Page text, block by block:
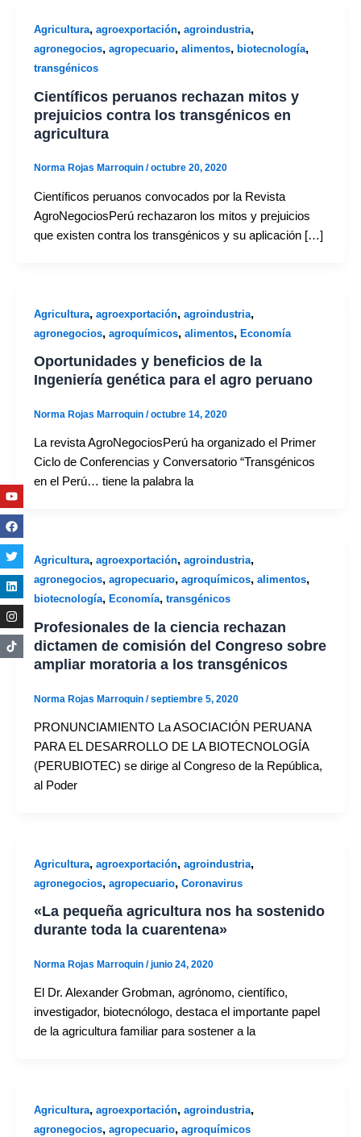
Agricultura, agroexportación, agroindustria,
agronegocios, agropecuario, alimentos, biotecnología,
transgénicos
Científicos peruanos rechazan mitos y
prejuicios contra los transgénicos en
agricultura
Norma Rojas Marroquin /octubre 20, 2020
Científicos peruanos convocados por la Revista
AgroNegociosPerú rechazaron los mitos y prejuicios
que existen contra los transgénicos y su aplicación […]
Agricultura, agroexportación, agroindustria,
agronegocios, agroquímicos, alimentos, Economía
Oportunidades y beneficios de la
Ingeniería genética para el agro peruano
Norma Rojas Marroquin /octubre 14, 2020
La revista AgroNegociosPerú ha organizado el Primer
Ciclo de Conferencias y Conversatorio “Transgénicos
en el Perú… tiene la palabra la
Agricultura, agroexportación, agroindustria,
agronegocios, agropecuario, agroquímicos, alimentos,
biotecnología, Economía, transgénicos
Profesionales de la ciencia rechazan
dictamen de comisión del Congreso sobre
ampliar moratoria a los transgénicos
Norma Rojas Marroquin /septiembre 5, 2020
PRONUNCIAMIENTO La ASOCIACIÓN PERUANA
PARA EL DESARROLLO DE LA BIOTECNOLOGÍA
(PERUBIOTEC) se dirige al Congreso de la República,
al Poder
Agricultura, agroexportación, agroindustria,
agronegocios, agropecuario, Coronavirus
«La pequeña agricultura nos ha sostenido
durante toda la cuarentena»
Norma Rojas Marroquin /junio 24, 2020
El Dr. Alexander Grobman, agrónomo, científico,
investigador, biotecnólogo, destaca el importante papel
de la agricultura familiar para sostener a la
Agricultura, agroexportación, agroindustria,
agronegocios, agropecuario, agroquímicos
Youtube
Facebook
Twitter
Linkedin
Instagram